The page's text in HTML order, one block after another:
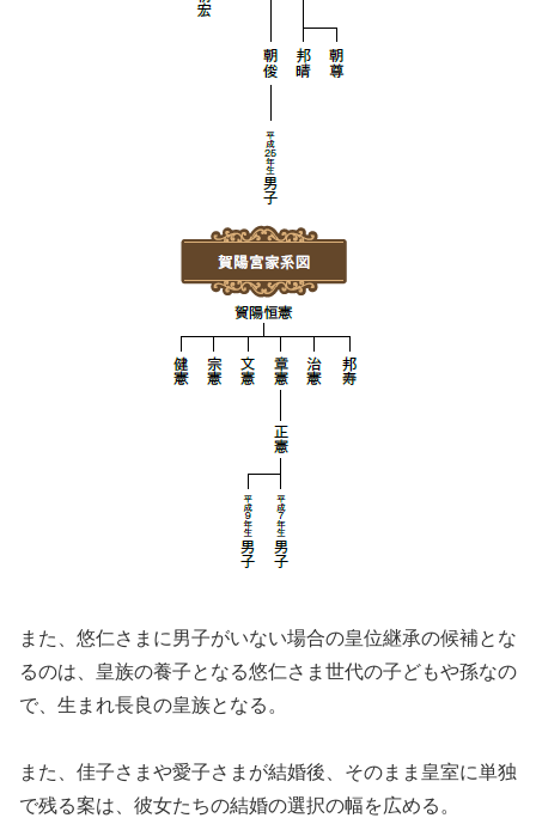
また、悠仁さまに男子がいない場合の皇位継承の候補とな
るのは、皇族の養子となる悠仁さま世代の子どもや孫なの
で、生まれ長良の皇族となる。
また、佳子さまや愛子さまが結婚後、そのまま皇室に単独
で残る案は、彼女たちの結婚の選択の幅を広める。